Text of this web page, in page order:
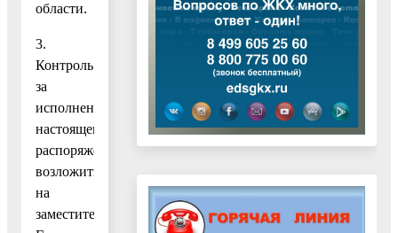
области.
3.
Контроль
за
исполнением
настоящего
распоряжения
возложить
на
заместителя